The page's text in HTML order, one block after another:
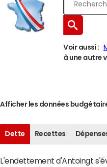
Voir aussi :
à une autre
Afficher les données
Dette Recettes
L'endettement d'Antoingt